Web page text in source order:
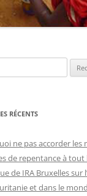
RÉCENTS
ne pas accorder les
de repentance à tout
de IRA Bruxelles sur
et dans le